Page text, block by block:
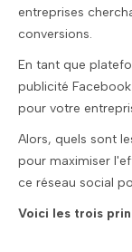
entreprises
conversions.
En tant que
publicité
pour votre
Alors, quels sont
pour maximiser
ce réseau social
Voici les trois